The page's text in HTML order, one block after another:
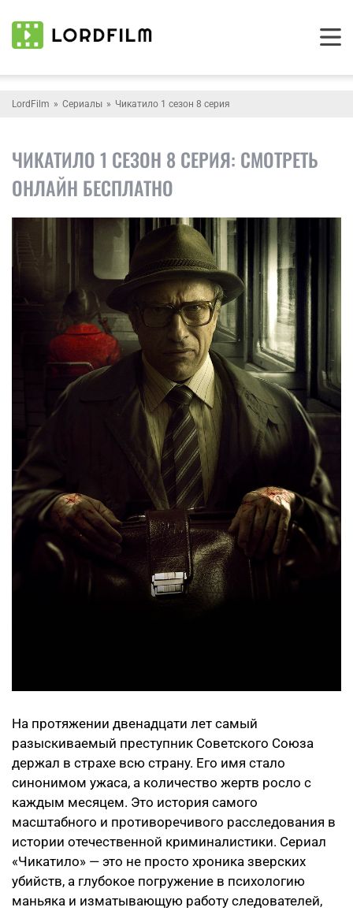
LordFilm Сериалы Чикатило 1 сезон 8 серия
ЧИКАТИЛО 1 СЕЗОН 8 СЕРИЯ: СМОТРЕТЬ
ОНЛАЙН БЕСПЛАТНО
На протяжении двенадцати лет самый
разыскиваемый преступник Советского Союза
держал в страхе всю страну. Его имя стало
синонимом ужаса, а количество жертв росло с
каждым месяцем. Это история самого
масштабного и противоречивого расследования в
истории отечественной криминалистики. Сериал
«Чикатило» — это не просто хроника зверских
убийств, а глубокое погружение в психологию
маньяка и изматывающую работу следователей,